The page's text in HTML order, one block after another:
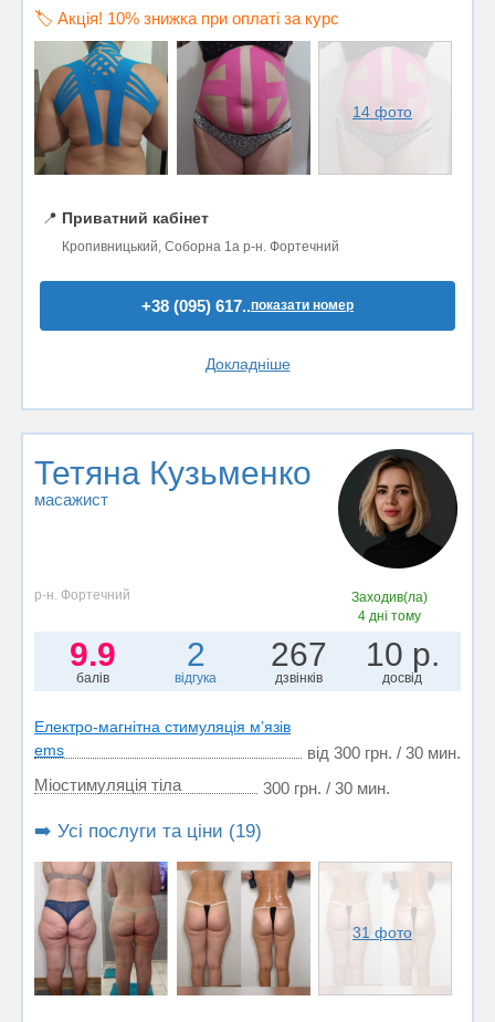
🏷️ Акція! 10% знижка при оплаті за курс
14 фото
📍 Приватний кабінет
Кропивницький, Соборна 1а р-н. Фортечний
+38 (095) 617..показати номер
Докладніше
Тетяна Кузьменко
масажист
р-н. Фортечний
Заходив(ла)
4 дні тому
9.9
балів
2
відгука
267
дзвінків
10 р.
досвід
Електро-магнітна стимуляція мʼязів
ems
від 300 грн. / 30 мин.
Міостимуляція тіла
300 грн. / 30 мин.
➡️ Усі послуги та ціни (19)
31 фото